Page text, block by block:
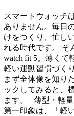
スマートウォッチ
ありません。毎日
けをつくり、忙し
れる時代です。 そ
watch fit 5。薄くて
軽い運動習慣づく
まず全体像を知り
ックしてみると、
ます。 薄型・軽
第一印象は、「軽